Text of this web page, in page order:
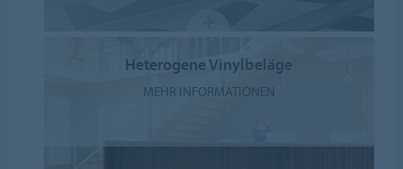
Heterogene Vinylbeläge
MEHR INFORMATIONEN